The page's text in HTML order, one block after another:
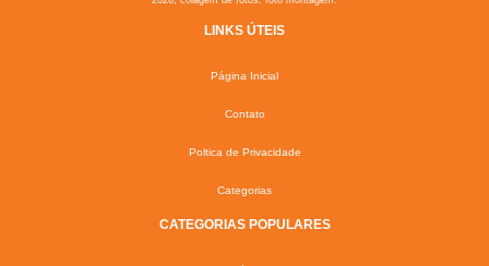
LINKS ÚTEIS
Página Inicial
Contato
Poltica de Privacidade
Categorias
CATEGORIAS POPULARES